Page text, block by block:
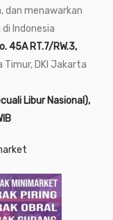
dan menawarkan
Indonesia
45A RT.7/RW.3,
Timur, DKI Jakarta
Libur Nasional),